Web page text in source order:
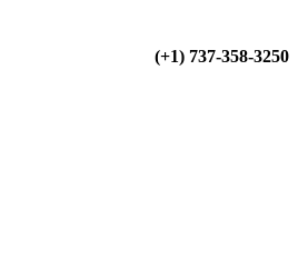
(+1) 737-358-3250